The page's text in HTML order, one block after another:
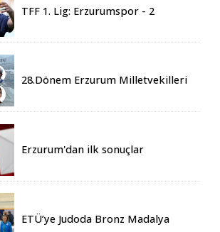
TFF 1. Lig: Erzurumspor - 2
28.Dönem Erzurum Milletvekilleri
Erzurum'dan ilk sonuçlar
ETÜ’ye Judoda Bronz Madalya